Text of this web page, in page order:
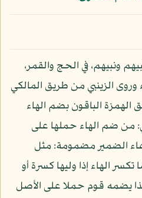
ونبيهم، في الحج والقمر،
الزينبي من طريق المالكي
الهمزة الباقون بضم الهاء
من ضم الهاء حملها على
الضمير مضمومة: مثل
الهاء إذا وليها كسرة أو
يضمه قوم حملا على الأصل